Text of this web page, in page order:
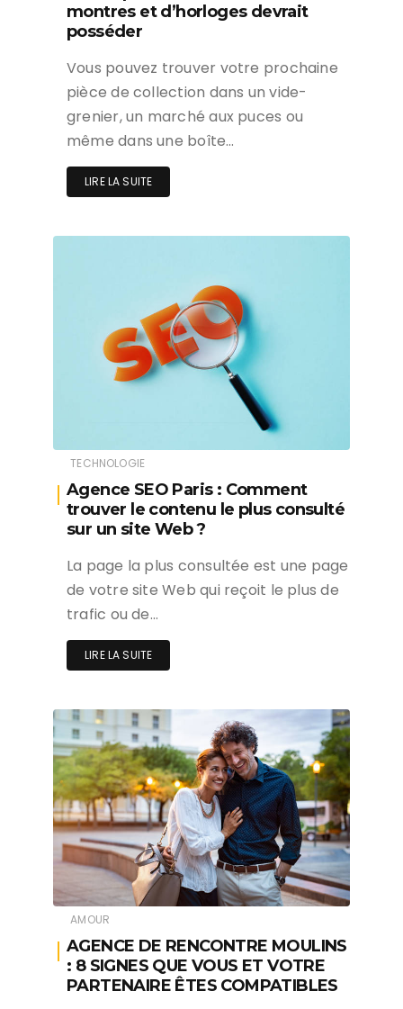
montres et d’horloges devrait
posséder
Vous pouvez trouver votre prochaine
pièce de collection dans un vide-
grenier, un marché aux puces ou
même dans une boîte…
LIRE LA SUITE
TECHNOLOGIE
Agence SEO Paris : Comment
trouver le contenu le plus consulté
sur un site Web ?
La page la plus consultée est une page
de votre site Web qui reçoit le plus de
trafic ou de…
LIRE LA SUITE
AMOUR
AGENCE DE RENCONTRE MOULINS
: 8 SIGNES QUE VOUS ET VOTRE
PARTENAIRE ÊTES COMPATIBLES